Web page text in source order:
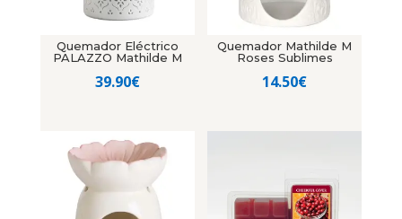
Quemador Eléctrico
PALAZZO Mathilde M
39.90€
Quemador Mathilde M
Roses Sublimes
14.50€